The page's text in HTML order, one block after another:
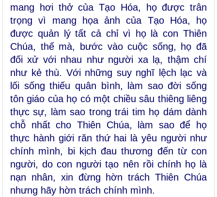
mang hơi thở của Tạo Hóa, họ được trân
trọng vì mang họa ảnh của Tạo Hóa, họ
được quản lý tất cả chỉ vì họ là con Thiên
Chúa, thế mà, bước vào cuộc sống, họ đã
đối xử với nhau như người xa lạ, thậm chí
như kẻ thù. Với những suy nghĩ lệch lạc và
lối sống thiếu quân bình, làm sao đời sống
tôn giáo của họ có một chiều sâu thiêng liêng
thực sự, làm sao trong trái tim họ dám dành
chỗ nhất cho Thiên Chúa, làm sao để họ
thực hành giới răn thứ hai là yêu người như
chính mình, bi kịch đau thương đến từ con
người, do con người tạo nên rồi chính họ là
nạn nhân, xin đừng hờn trách Thiên Chúa
nhưng hãy hờn trách chính mình.